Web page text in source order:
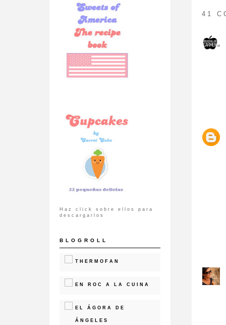
41
Haz click sobre ellos para
descargarlos
BLOGROLL
THERMOFAN
EN ROC A LA CUINA
EL ÁGORA DE
ÁNGELES